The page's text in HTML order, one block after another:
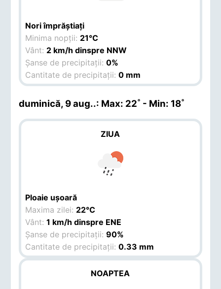
Nori împrăștiați
Minima nopții: 21°C
Vânt: 2 km/h dinspre NNW
Șanse de precipitații:0%
Cantitate de precipitații:0 mm
duminică, 9 aug..: Max: 22˚ - Min: 18˚
ZIUA
Ploaie ușoară
Maxima zilei: 22°C
Vânt:1 km/h dinspre ENE
Șanse de precipitații:90%
Cantitate de precipitații:0.33 mm
NOAPTEA